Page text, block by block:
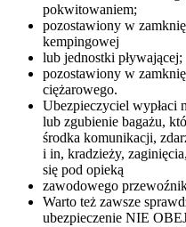
pokwitowaniem;
pozostawiony w
kempingowej
lub jednostki pływającej;
pozostawiony w
ciężarowego.
Ubezpieczyciel wypłaci
lub zgubienie bagażu,
środka komunikacji,
i in, kradzieży,
się pod opieką
zawodowego
Warto też zawsze
ubezpieczenie NIE